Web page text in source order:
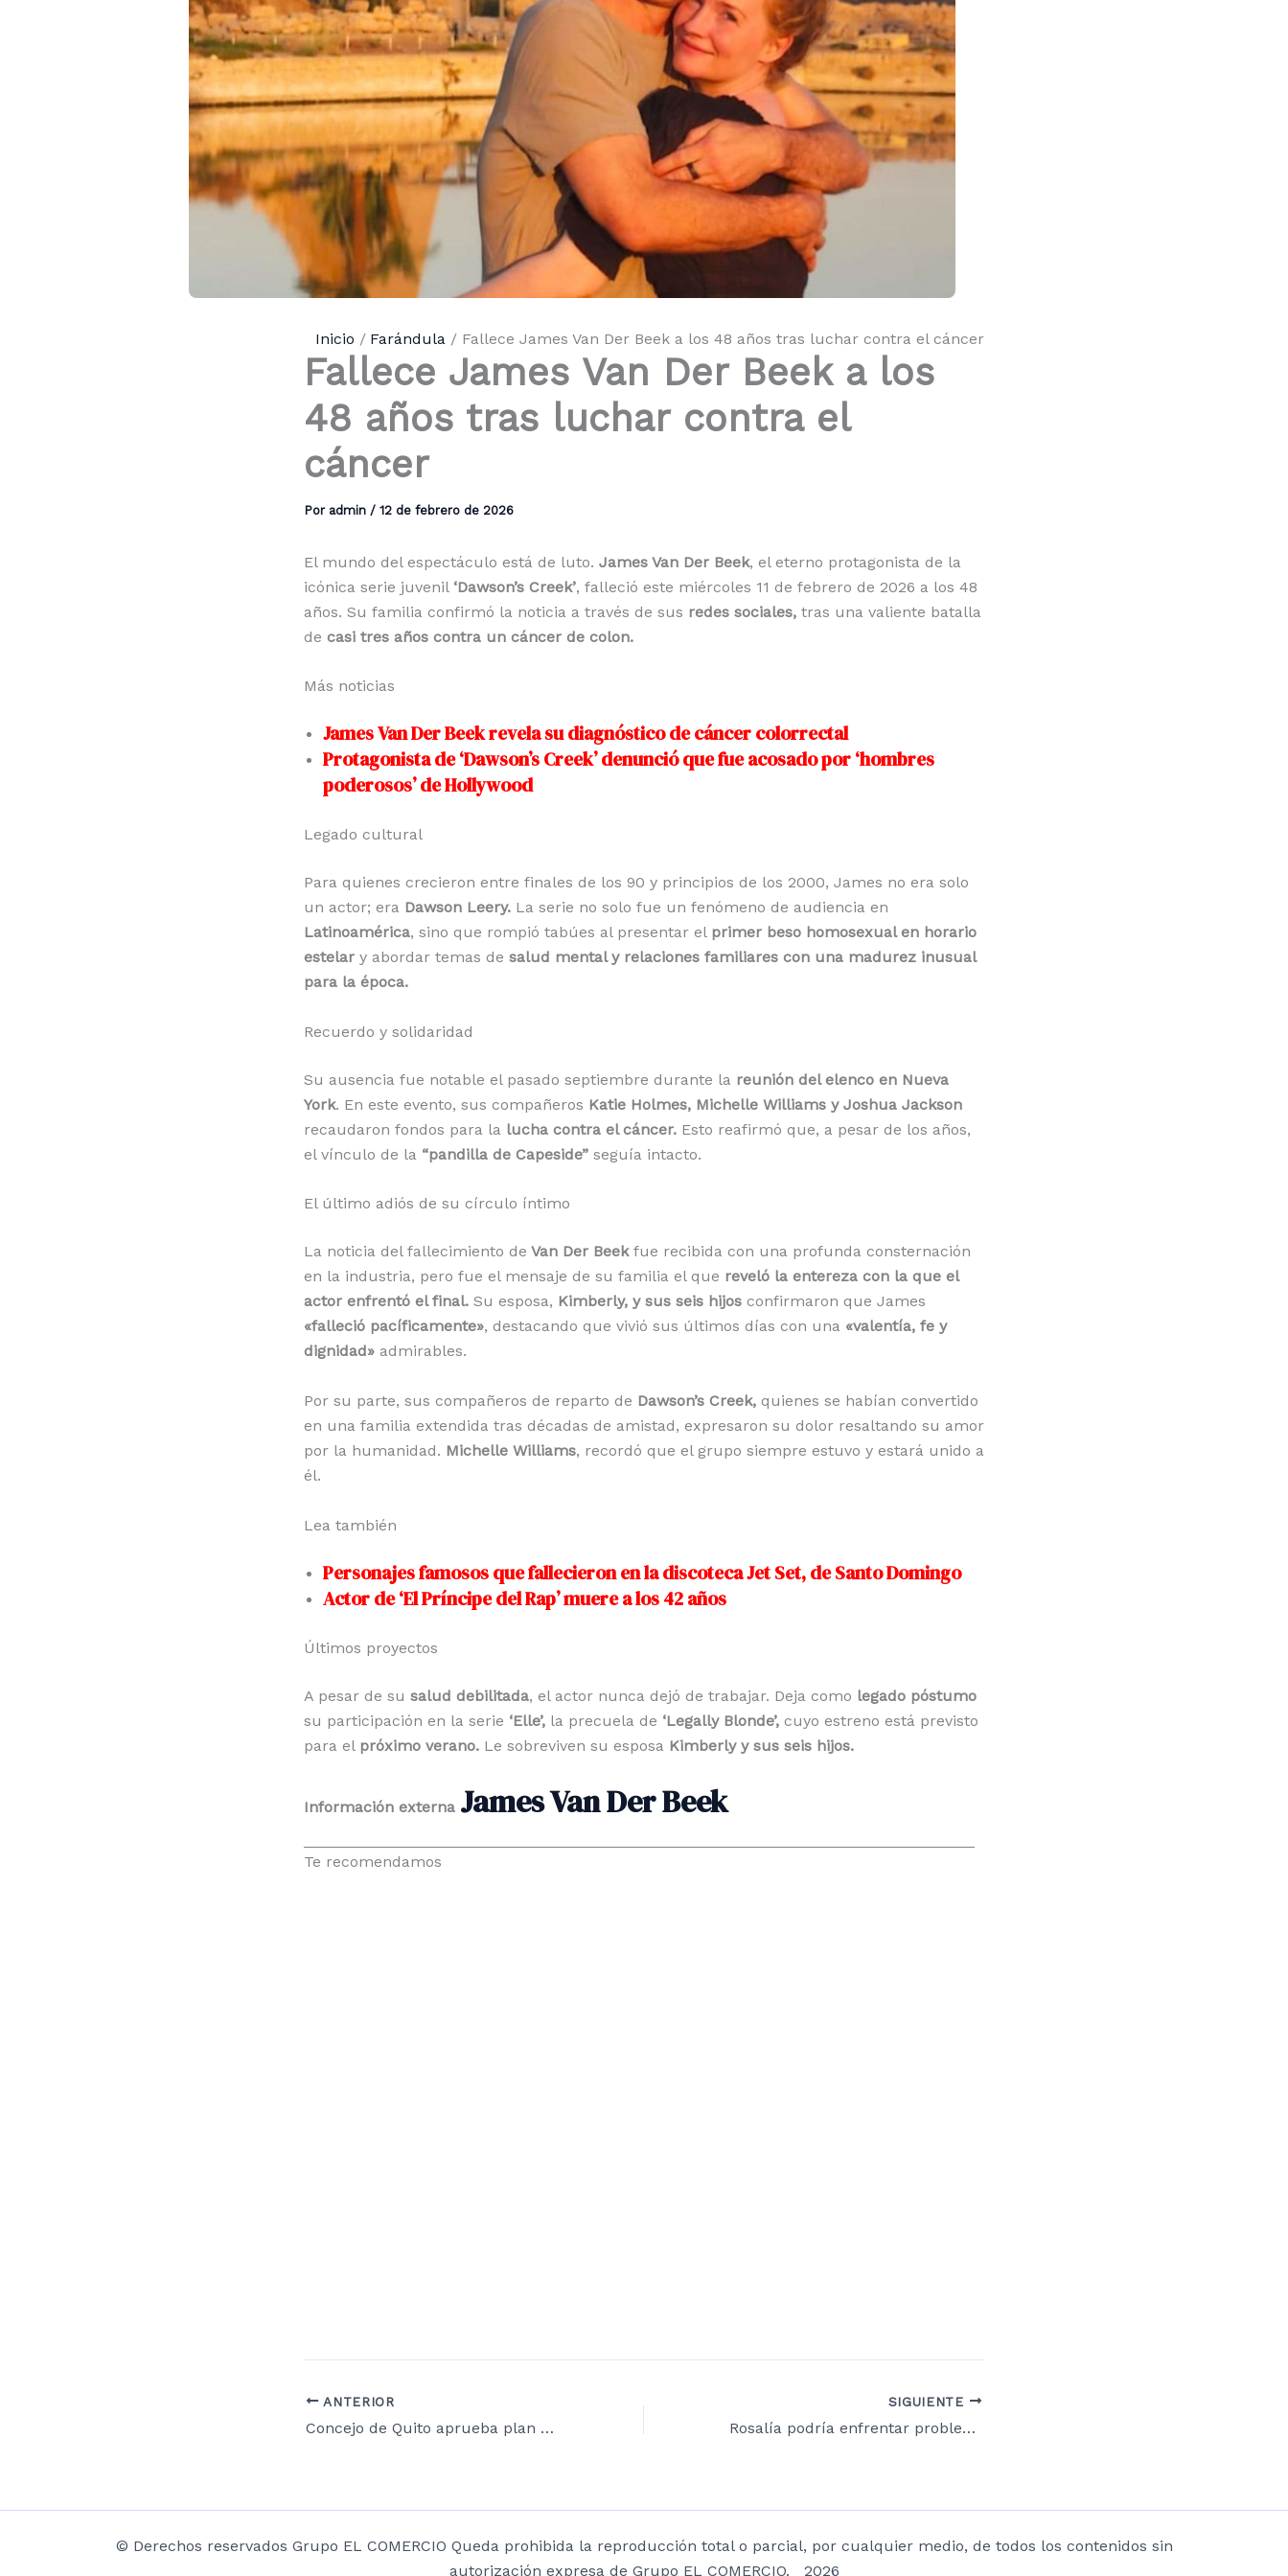
Inicio Farándula Fallece James Van Der Beek a los 48 años tras luchar contra el cáncer
Fallece James Van Der Beek a los
48 años tras luchar contra el
cáncer
Por admin / 12 de febrero de 2026
El mundo del espectáculo está de luto. James Van Der Beek, el eterno protagonista de la
icónica serie juvenil ‘Dawson’s Creek’, falleció este miércoles 11 de febrero de 2026 a los 48
años. Su familia confirmó la noticia a través de sus redes sociales, tras una valiente batalla
de casi tres años contra un cáncer de colon.
Más noticias
James Van Der Beek revela su diagnóstico de cáncer colorrectal
Protagonista de ‘Dawson’s Creek’ denunció que fue acosado por ‘hombres
poderosos’ de Hollywood
Legado cultural
Para quienes crecieron entre finales de los 90 y principios de los 2000, James no era solo
un actor; era Dawson Leery. La serie no solo fue un fenómeno de audiencia en
Latinoamérica, sino que rompió tabúes al presentar el primer beso homosexual en horario
estelar y abordar temas de salud mental y relaciones familiares con una madurez inusual
para la época.
Recuerdo y solidaridad
Su ausencia fue notable el pasado septiembre durante la reunión del elenco en Nueva
York. En este evento, sus compañeros Katie Holmes, Michelle Williams y Joshua Jackson
recaudaron fondos para la lucha contra el cáncer. Esto reafirmó que, a pesar de los años,
el vínculo de la “pandilla de Capeside” seguía intacto.
El último adiós de su círculo íntimo
La noticia del fallecimiento de Van Der Beek fue recibida con una profunda consternación
en la industria, pero fue el mensaje de su familia el que reveló la entereza con la que el
actor enfrentó el final. Su esposa, Kimberly, y sus seis hijos confirmaron que James
«falleció pacíficamente», destacando que vivió sus últimos días con una «valentía, fe y
dignidad» admirables.
Por su parte, sus compañeros de reparto de Dawson’s Creek, quienes se habían convertido
en una familia extendida tras décadas de amistad, expresaron su dolor resaltando su amor
por la humanidad. Michelle Williams, recordó que el grupo siempre estuvo y estará unido a
él.
Lea también
Personajes famosos que fallecieron en la discoteca Jet Set, de Santo Domingo
Actor de ‘El Príncipe del Rap’ muere a los 42 años
Últimos proyectos
A pesar de su salud debilitada, el actor nunca dejó de trabajar. Deja como legado póstumo
su participación en la serie ‘Elle’, la precuela de ‘Legally Blonde’, cuyo estreno está previsto
para el próximo verano. Le sobreviven su esposa Kimberly y sus seis hijos.
Información externa James Van Der Beek
Te recomendamos
ANTERIOR
Concejo de Quito aprueba plan para La Mariscal con límites a discotecas
SIGUIENTE
Rosalía podría enfrentar problemas legales por lo sucedido en un pódcast
© Derechos reservados Grupo EL COMERCIO Queda prohibida la reproducción total o parcial, por cualquier medio, de todos los contenidos sin
autorización expresa de Grupo EL COMERCIO. 2026